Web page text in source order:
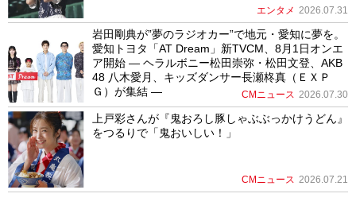
エンタメ 2026.07.31
岩田剛典が”夢のラジオカー”で地元・愛知に夢を。
愛知トヨタ「AT Dream」新TVCM、8月1日オンエ
ア開始 ― ヘラルボニー松田崇弥・松田文登、AKB
48 八木愛月、キッズダンサー長瀬柊真（ＥＸＰ
Ｇ）が集結 ―
CMニュース 2026.07.30
上戸彩さんが『鬼おろし豚しゃぶぶっかけうどん』
をつるりで「鬼おいしい！」
CMニュース 2026.07.21